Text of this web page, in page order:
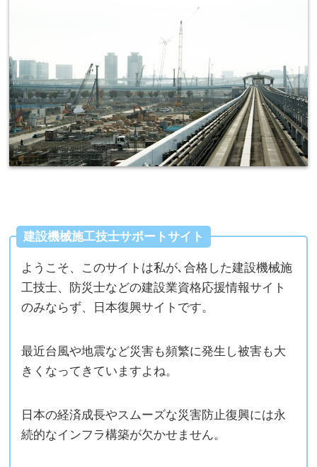
建設機械施工技士サポートサイト
ようこそ、このサイトは私が､合格した建設機械施
工技士、防災士などの建設業資格応援情報サイト
のみならず、日本復興サイトです。
最近台風や地震など災害も頻繁に発生し被害も大
きくなってきていますよね。
日本の経済成長やスムーズな災害防止復興には永
続的なインフラ構築が欠かせません。